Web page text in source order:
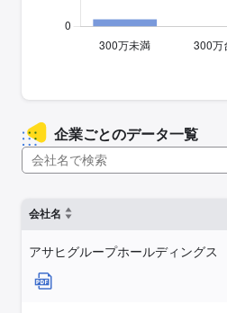
企業ごとのデータ一覧
会社名
アサヒグループホールディングス